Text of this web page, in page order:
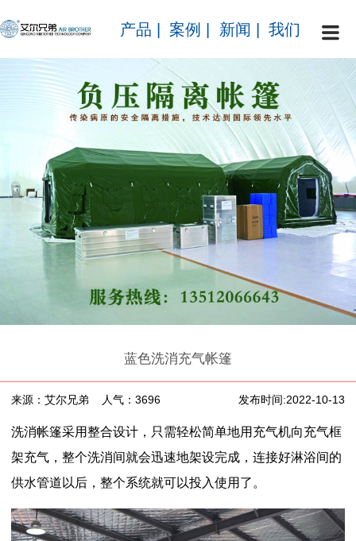
产品 案例 新闻 我们
蓝色洗消充气帐篷
来源：艾尔兄弟 人气：3696 发布时间:2022-10-13
洗消帐篷采用整合设计，只需轻松简单地用充气机向充气框
架充气，整个洗消间就会迅速地架设完成，连接好淋浴间的
供水管道以后，整个系统就可以投入使用了。